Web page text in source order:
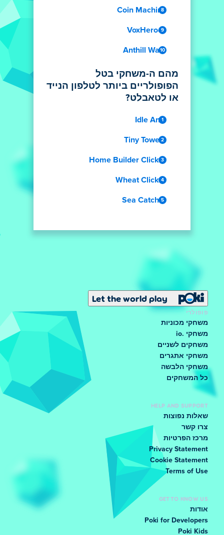
Coin Machine
VoxHeroes
Anthill Wars
מהם ה-משחקי בטל
הפופולריים ביותר לטלפון הנייד
או לטאבלט?
Idle Ants
Tiny Towers
Home Builder Clicker
Wheat Clicker
Sea Catcher
Let the world play
פופולרי
משחקי מכוניות
משחקי .io
משחקים לשניים
משחקי אתגרים
משחקי הלבשה
כל המשחקים
HELP AND SUPPORT
שאלות נפוצות
צרו קשר
מרכז הפרטיות
Privacy Statement
Cookie Statement
Terms of Use
GET TO KNOW US
אודות
Poki for Developers
Poki Kids